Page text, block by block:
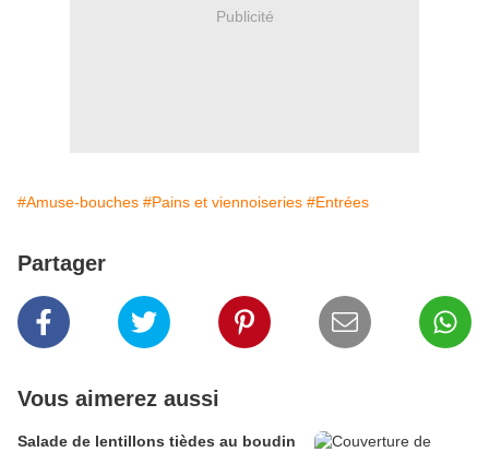
Publicité
#Amuse-bouches #Pains et viennoiseries #Entrées
Partager
Vous aimerez aussi
Salade de lentillons tièdes au boudin